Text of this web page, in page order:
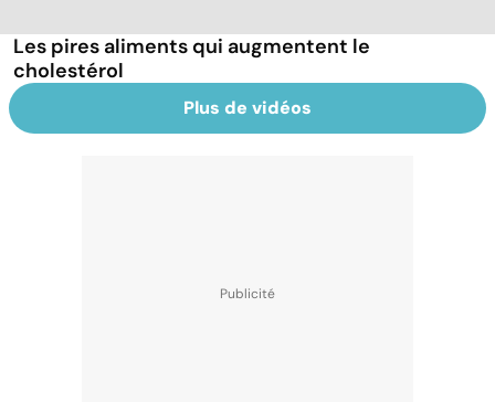
Les pires aliments qui augmentent le
cholestérol
Plus de vidéos